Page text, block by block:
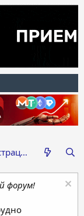
Регистрация
форум!